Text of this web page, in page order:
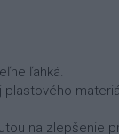
ľahká.
na zlepšenie